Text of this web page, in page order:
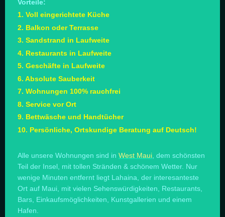
Vorteile:
1. Voll eingerichtete Küche
2. Balkon oder Terrasse
3. Sandstrand in Laufweite
4. Restaurants in Laufweite
5. Geschäfte in Laufweite
6. Absolute Sauberkeit
7. Wohnungen 100% rauchfrei
8. Service vor Ort
9. Bettwäsche und Handtücher
10. Persönliche, Ortskundige Beratung auf Deutsch!
Alle unsere Wohnungen sind in West Maui , dem schönsten
Teil der Insel, mit tollen Stränden & schönem Wetter. Nur
wenige Minuten entfernt liegt Lahaina, der interesanteste
Ort auf Maui, mit vielen Sehenswürdigkeiten, Restaurants,
Bars, Einkaufsmöglichkeiten, Kunstgallerien und einem
Hafen.